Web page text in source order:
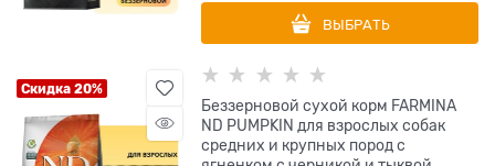
ВЫБРАТЬ
Скидка 20%
Беззерновой cухой корм FARMINA
ND PUMPKIN для взрослых собак
средних и крупных пород с